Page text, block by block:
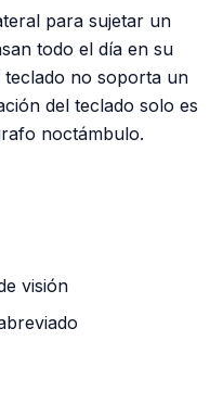
para sujetar un
todo el día en su
no soporta un
del teclado solo es
noctámbulo.
visión